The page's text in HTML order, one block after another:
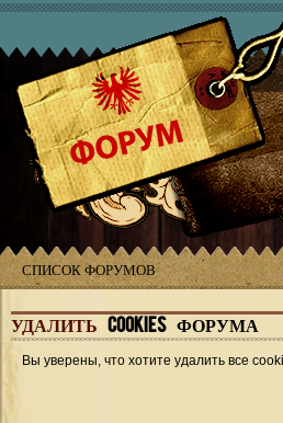
СПИСОК ФОРУМОВ
УДАЛИТЬ COOKIES ФОРУМА
Вы уверены, что хотите удалить все